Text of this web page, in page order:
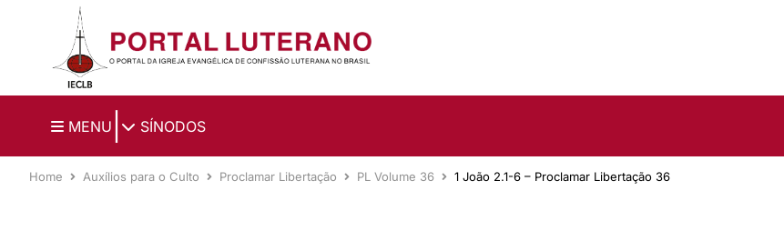
Ir para o conteúdo principal
MENU SÍNODOS
Home Auxílios para o Culto Proclamar Libertação PL Volume 36 1 João 2.1-6 – Proclamar Libertação 36